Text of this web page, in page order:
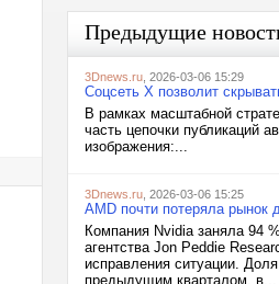
Предыдущие
3Dnews.ru , 2026-03-06 15:29
Соцсеть X позволит
В рамках масштабной
часть цепочки публикаций
изображения:...
3Dnews.ru , 2026-03-06 15:25
AMD почти потеряла рынок
Компания Nvidia заняла 94
агентства Jon Peddie
исправления ситуации.
предыдущим кварталом, в...